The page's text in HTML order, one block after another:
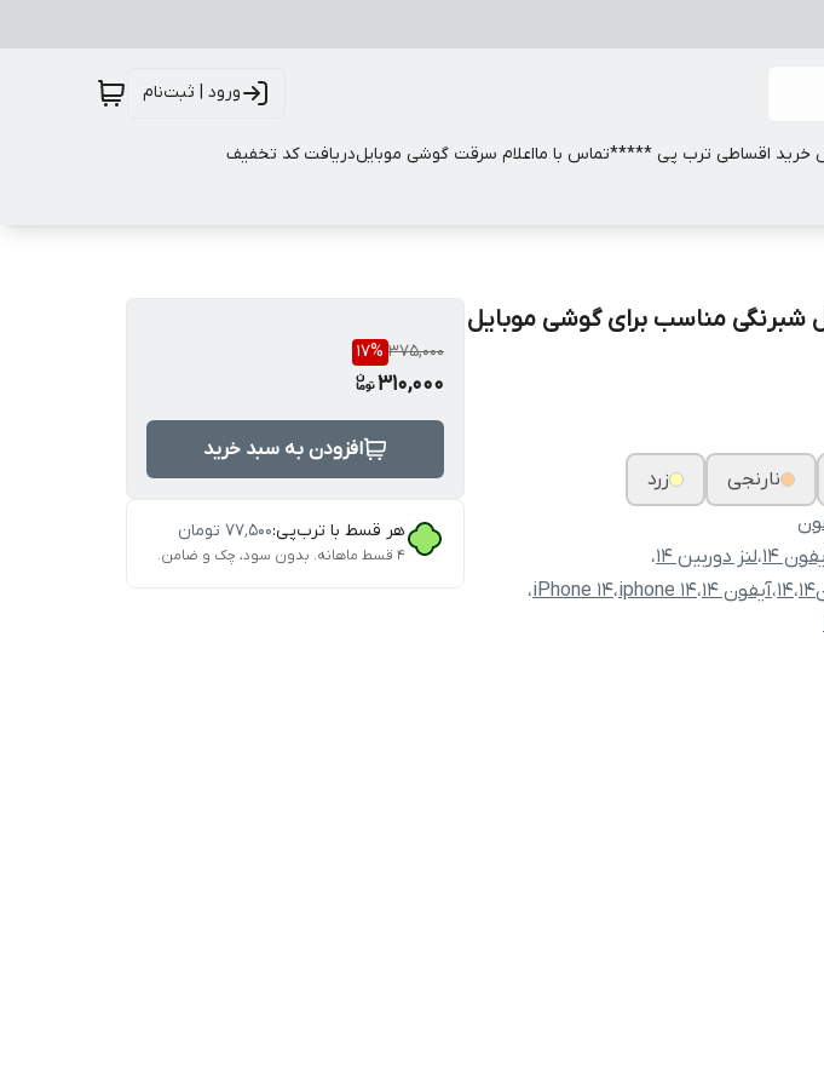
ورود | ثبت‌نام
خرید اقساطی ترب پی *****تماس با مااعلام سرقت گوشی موبایلدریافت کد تخفیف
شبرنگی مناسب برای گوشی موبایل
نارنجی
زرد
14 ،لنز دوربین 14
،
،14،آیفون 14 ،iphone 14،iPhone 14،
375,000
17%
310,000
افزودن به سبد خرید
هر قسط با ترب‌پی:۷۷٬۵۰۰ تومان
۴ قسط ماهانه. بدون سود، چک و ضامن.